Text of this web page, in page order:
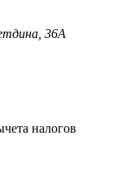
36А
налогов